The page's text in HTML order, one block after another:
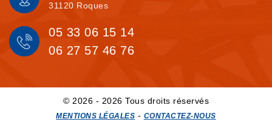
31120 Roques
05 33 06 15 14
06 27 57 46 76
© 2026 - 2026 Tous droits réservés
MENTIONS LÉGALES - CONTACTEZ-NOUS